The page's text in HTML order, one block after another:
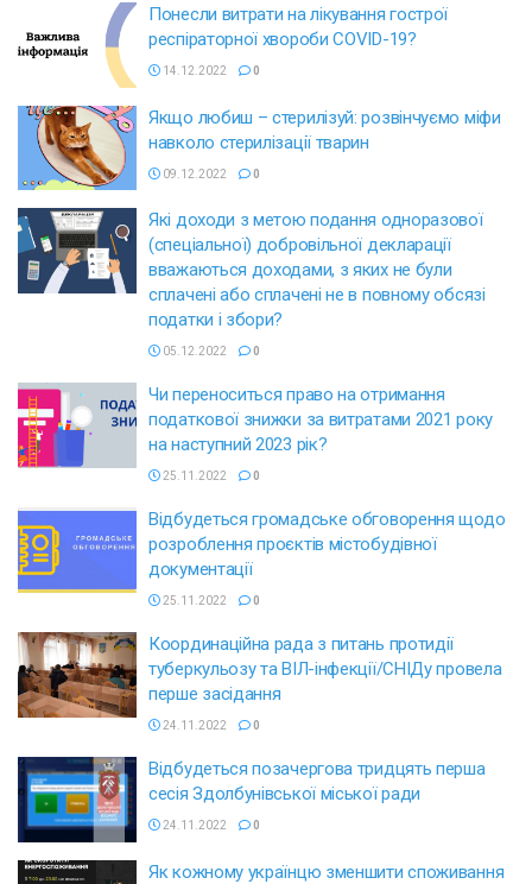
Понесли витрати на лікування гострої
респіраторної хвороби COVID-19?
14.12.2022 0
Якщо любиш – стерилізуй: розвінчуємо міфи
навколо стерилізації тварин
09.12.2022 0
Які доходи з метою подання одноразової
(спеціальної) добровільної декларації
вважаються доходами, з яких не були
сплачені або сплачені не в повному обсязі
податки і збори?
05.12.2022 0
Чи переноситься право на отримання
податкової знижки за витратами 2021 року
на наступний 2023 рік?
25.11.2022 0
Відбудеться громадське обговорення щодо
розроблення проєктів містобудівної
документації
25.11.2022 0
Координаційна рада з питань протидії
туберкульозу та ВІЛ-інфекції/СНІДу провела
перше засідання
24.11.2022 0
Відбудеться позачергова тридцять перша
сесія Здолбунівської міської ради
24.11.2022 0
Як кожному українцю зменшити споживання